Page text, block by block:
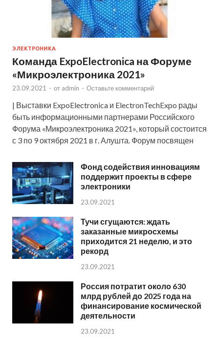
ЭЛЕКТРОНИКА
Команда ExpoElectronica на Форуме
«Микроэлектроника 2021»
23.09.2021 - от admin - Оставьте комментарий
| Выставки ExpoElectronica и ElectronTechExpo рады
быть информационными партнерами Российского
Форума «Микроэлектроника 2021», который состоится
с 3 по 9 октября 2021 в г. Алушта. Форум посвящен
Фонд содействия инновациям
поддержит проекты в сфере
электроники
23.09.2021
Тучи сгущаются: ждать
заказанные микросхемы
приходится 21 неделю, и это
рекорд
23.09.2021
Россия потратит около 630
млрд рублей до 2025 года на
финансирование космической
деятельности
23.09.2021